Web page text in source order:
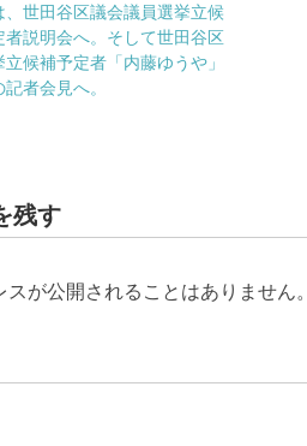
、世田谷区議会議員選挙立候
者説明会へ。そして世田谷区
立候補予定者「内藤ゆうや」
記者会見へ。
残す
スが公開されることはありません。